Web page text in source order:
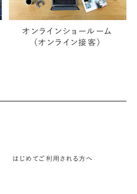
オンラインショールーム
（オンライン接客）
はじめてご利用される方へ